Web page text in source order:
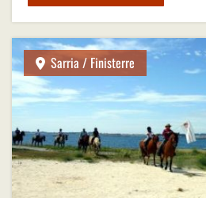
Sarria / Finisterre